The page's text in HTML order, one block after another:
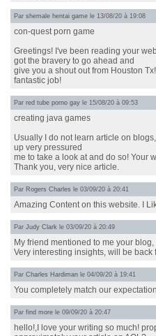
Par shemale hentai game le 13/08/20 à 19:08
con-quest porn game
Greetings! I've been reading your
got the bravery to go ahead and
give you a shout out from Houston
fantastic job!
Par red tube porno gay le 15/08/20 à 09:53
creating java games
Usually I do not learn article on
up very pressured
me to take a look at and do so! Your
Thank you, very nice article.
Par Rogers Charles le 03/09/20 à 20:41
Amazing Content on this website. I
Par Judy Clark le 03/09/20 à 20:49
My friend mentioned to me your
Very interesting insights, will be back
Par Charles Hardiman le 04/09/20 à 19:41
You completely match our
Par find more le 09/09/20 à 20:47
hello!,I love your writing so much!